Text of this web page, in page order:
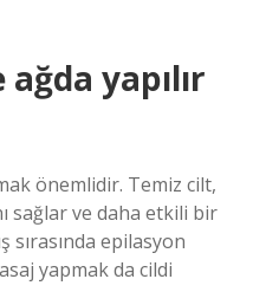
yapılır
önemlidir. Temiz cilt,
sağlar ve daha etkili bir
sırasında epilasyon
yapmak da cildi